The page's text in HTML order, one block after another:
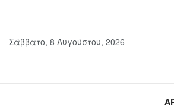
Σάββατο, 8 Αυγούστου, 2026